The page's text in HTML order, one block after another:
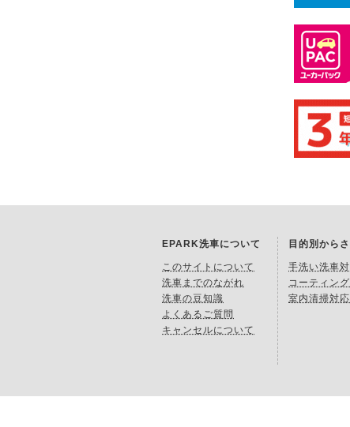
EPARK洗車について
このサイトについて
洗車までのながれ
洗車の豆知識
よくあるご質問
キャンセルについて
目的別から
手洗い洗車
コーティン
室内清掃対